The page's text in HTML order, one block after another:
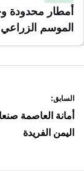
أمطار محدودة
الموسم الزراعي
المقالات
السابق:
أمانة العاصمة
اليمن الفريدة